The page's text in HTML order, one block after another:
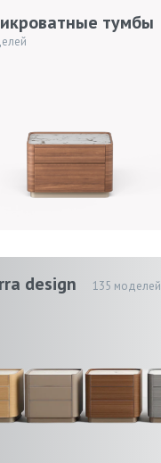
тумбы
design 135 моделей